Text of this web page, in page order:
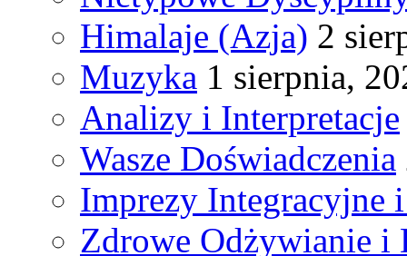
Himalaje (Azja) 2
Muzyka 1 sierpnia,
Analizy i Interpretacje
Wasze Doświadczenia
Imprezy Integracyjne
Zdrowe Odżywianie i